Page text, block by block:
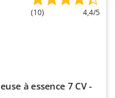
(10) 4,4/5
à essence 7 CV -